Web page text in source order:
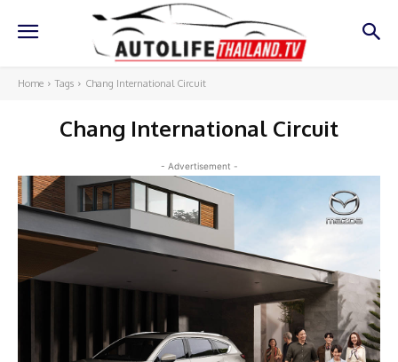
Home Tags Chang International Circuit
Chang International Circuit
- Advertisement -